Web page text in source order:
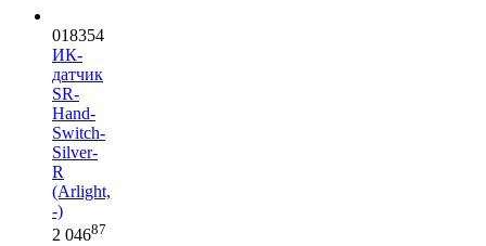
018354
ИК-
датчик
SR-
Hand-
Switch-
Silver-
R
(Arlight,
-)
2 04687